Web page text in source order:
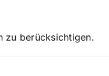
zu berücksichtigen.